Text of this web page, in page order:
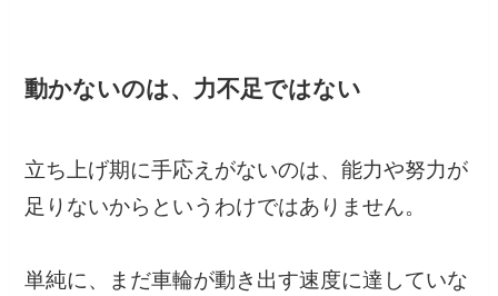
動かないのは、力不足ではない
立ち上げ期に手応えがないのは、能力や努力が
足りないからというわけではありません。
単純に、まだ車輪が動き出す速度に達していな